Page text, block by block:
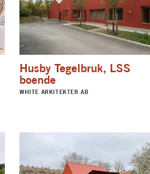
Husby Tegelbruk, LSS
boende
WHITE ARKITEKTER AB